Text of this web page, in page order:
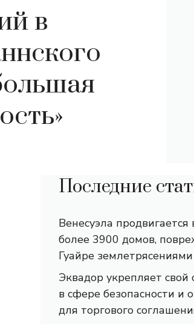
в
Последние
Венесуэла
более 3900 домов,
Гуайре землетрясениями
Эквадор укрепляет
в сфере безопасности и
для торгового